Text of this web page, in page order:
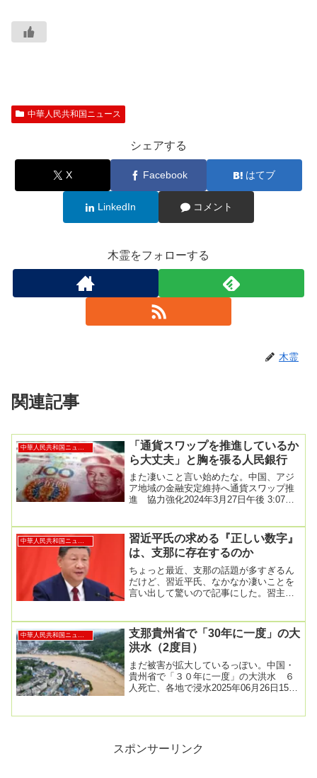
中華人民共和国ニュース
シェアする
X Facebook はてブ
LinkedIn コメント
木霊をフォローする
木霊
関連記事
中華人民共和国ニュース
「通貨スワップを推進しているか
ら大丈夫」と胸を張る人民銀行
また凄いこと言い始めたな。中国、アジ
ア地域の金融安定維持へ通貨スワップ推
進 協力強化2024年3月27日午後 3:07中
習近平氏の求める『正しい数字』
は、支那に存在するのか
ちょっと最近、支那の話題が多すぎるん
だけど、習近平氏、なかなか凄いことを
言い出して驚いので記事にした。習主
中華人民共和国ニュース
支那貴州省で「30年に一度」の大
洪水（2度目）
まだ被害が拡大しているっぽい。中国・
貴州省で「３０年に一度」の大洪水 ６
人死亡、各地で浸水2025年06月26日15時
スポンサーリンク